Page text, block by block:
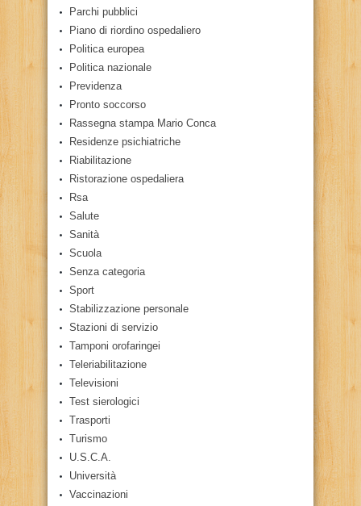
Parchi pubblici
Piano di riordino ospedaliero
Politica europea
Politica nazionale
Previdenza
Pronto soccorso
Rassegna stampa Mario Conca
Residenze psichiatriche
Riabilitazione
Ristorazione ospedaliera
Rsa
Salute
Sanità
Scuola
Senza categoria
Sport
Stabilizzazione personale
Stazioni di servizio
Tamponi orofaringei
Teleriabilitazione
Televisioni
Test sierologici
Trasporti
Turismo
U.S.C.A.
Università
Vaccinazioni